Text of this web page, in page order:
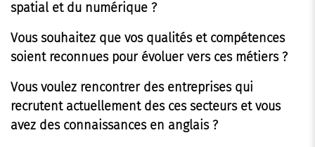
spatial et du numérique ?
Vous souhaitez que vos qualités et compétences
soient reconnues pour évoluer vers ces métiers ?
Vous voulez rencontrer des entreprises qui
recrutent actuellement des ces secteurs et vous
avez des connaissances en anglais ?